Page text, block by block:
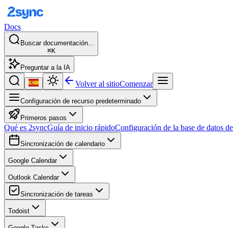
Docs
Buscar documentación...
⌘K
Preguntar a la IA
Volver al sitioComenzar
Configuración de recurso predeterminado
Primeros pasos
Qué es 2syncGuía de inicio rápidoConfiguración de la base de datos
Sincronización de calendario
Google Calendar
Outlook Calendar
Sincronización de tareas
Todoist